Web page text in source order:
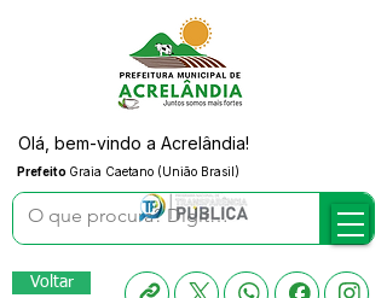
Prefeito Graia Caetano (União Brasil)
Olá, bem-vindo a Acrelândia!
Voltar